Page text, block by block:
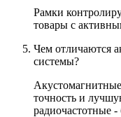
Рамки
товары с
Чем отличаются
системы?
точность и
радиочастотные